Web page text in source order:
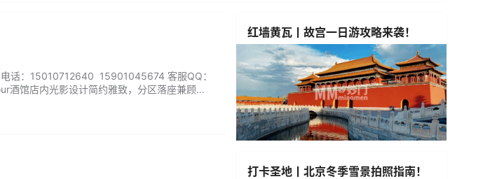
话：15010712640 15901045674 客服QQ：
馆店内光影设计简约雅致，分区落座兼顾独
红墙黄瓦丨故宫一日游攻略来袭！
打卡圣地丨北京冬季雪景拍照指南！